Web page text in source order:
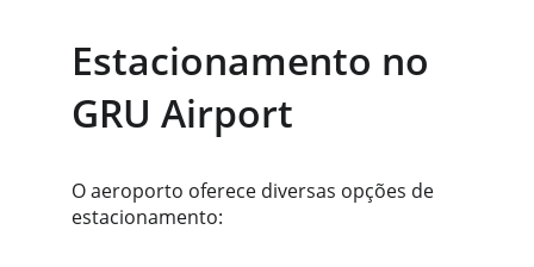
Estacionamento no
GRU Airport
O aeroporto oferece diversas opções de
estacionamento: